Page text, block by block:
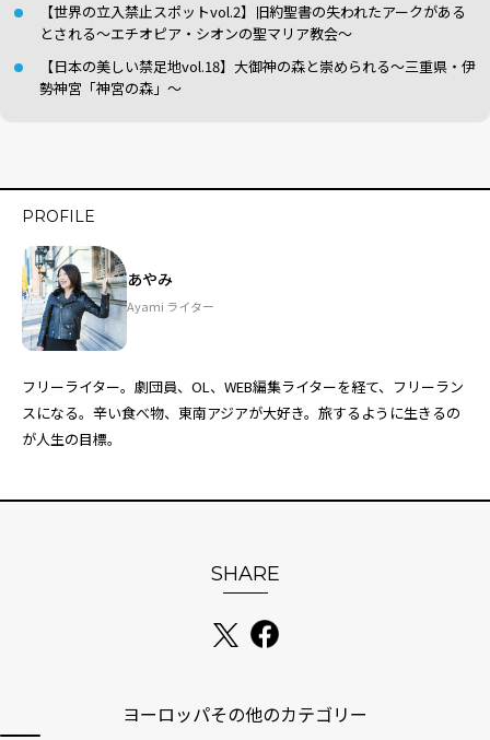
【世界の立入禁止スポットvol.2】旧約聖書の失われたアークがある
とされる〜エチオピア・シオンの聖マリア教会〜
【日本の美しい禁足地vol.18】大御神の森と崇められる〜三重県・伊
勢神宮「神宮の森」〜
PROFILE
あやみ
Ayami ライター
フリーライター。劇団員、OL、WEB編集ライターを経て、フリーラン
スになる。辛い食べ物、東南アジアが大好き。旅するように生きるの
が人生の目標。
SHARE
ヨーロッパその他のカテゴリー